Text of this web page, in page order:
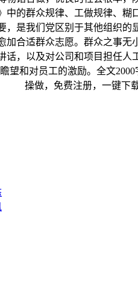
中的群众规律、工做规律、
，是我们党区别于其他组织
加合适群众志愿。群众之事无
话，以及对公司和项目担任人
望和对员工的激励。全文
操做，免费注册，一键下